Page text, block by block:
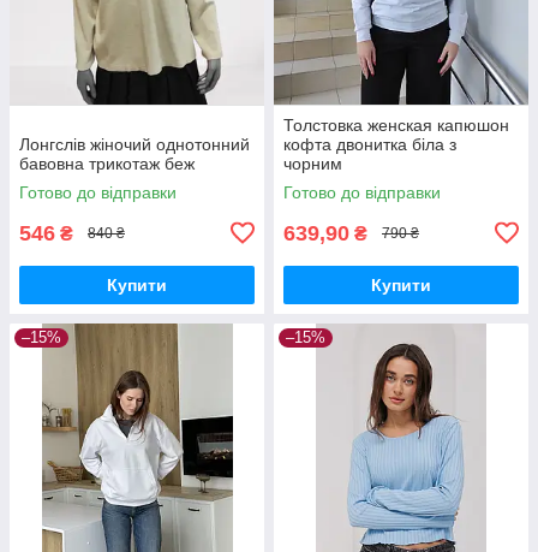
Лонгслів жіночий однотонний
бавовна трикотаж беж
Готово до відправки
546 ₴ 840 ₴
Купити
Толстовка женская капюшон
кофта двонитка біла з
чорним
Готово до відправки
639,90 ₴ 790 ₴
Купити
–15% –15%